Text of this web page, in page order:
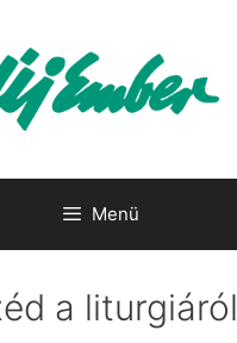
Menü
a liturgiáról